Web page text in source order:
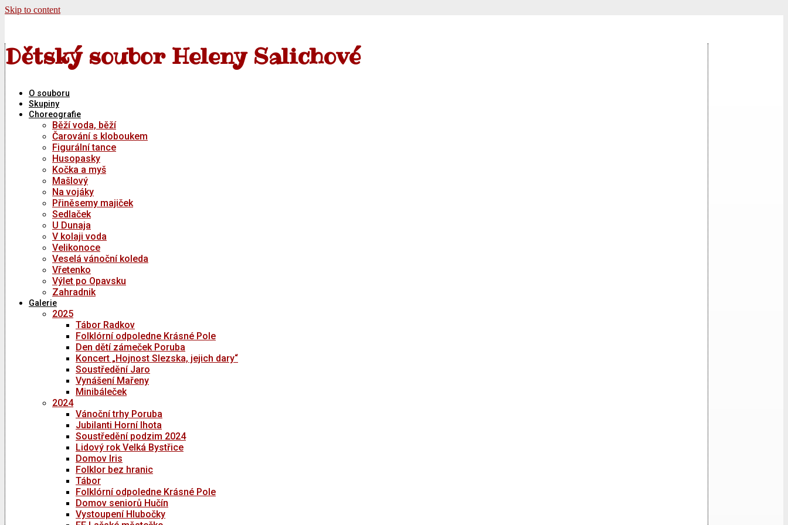
Skip to content
Dětský soubor Heleny Salichové
O souboru
Skupiny
Choreografie
Běží voda, běží
Čarování s kloboukem
Figurální tance
Husopasky
Kočka a myš
Mašlový
Na vojáky
Přiněsemy majiček
Sedlaček
U Dunaja
V kolaji voda
Velikonoce
Veselá vánoční koleda
Vřetenko
Výlet po Opavsku
Zahradnik
Galerie
2025
Tábor Radkov
Folklórní odpoledne Krásné Pole
Den dětí zámeček Poruba
Koncert „Hojnost Slezska, jejich dary“
Soustředění Jaro
Vynášení Mařeny
Minibáleček
2024
Vánoční trhy Poruba
Jubilanti Horní lhota
Soustředění podzim 2024
Lidový rok Velká Bystřice
Domov Iris
Folklor bez hranic
Tábor
Folklórní odpoledne Krásné Pole
Domov seniorů Hučín
Vystoupení Hlubočky